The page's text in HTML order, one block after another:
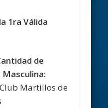
1ra Válida
de
Masculina:
Martillos de